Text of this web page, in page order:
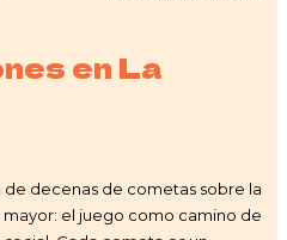
en La
de decenas de cometas sobre la
el juego como camino de
es elAlmirante Padilla
Guajira. Desde allí estamos